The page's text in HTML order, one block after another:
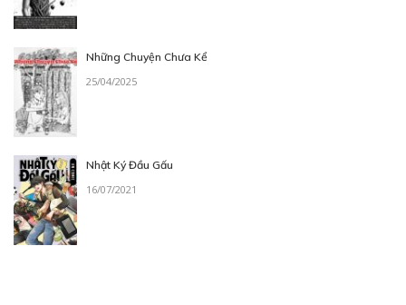
Những Chuyện Chưa Kể
25/04/2025
Nhật Ký Đầu Gấu
16/07/2021